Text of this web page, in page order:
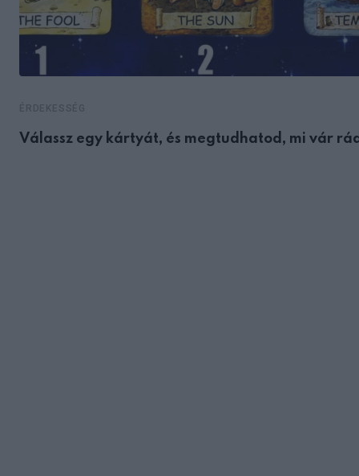
Válassz egy kártyát, és megtudhatod, mi vár rád